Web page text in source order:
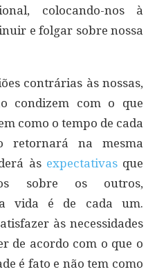
colocando-nos à
e folgar sobre nossa
contrárias às nossas,
condizem com o que
como o tempo de cada
retornará na mesma
às expectativasque
sobre os outros,
a vida é de cada um.
às necessidades
de acordo com o que o
é fato e não tem como